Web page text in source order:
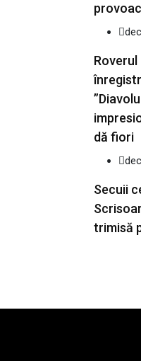
dă fiori
Secuii
trimisă